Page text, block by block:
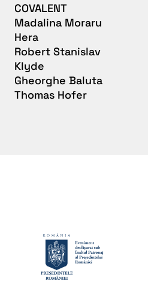
COVALENT
Madalina Moraru
Hera
Robert Stanislav
Klyde
Gheorghe Baluta
Thomas Hofer